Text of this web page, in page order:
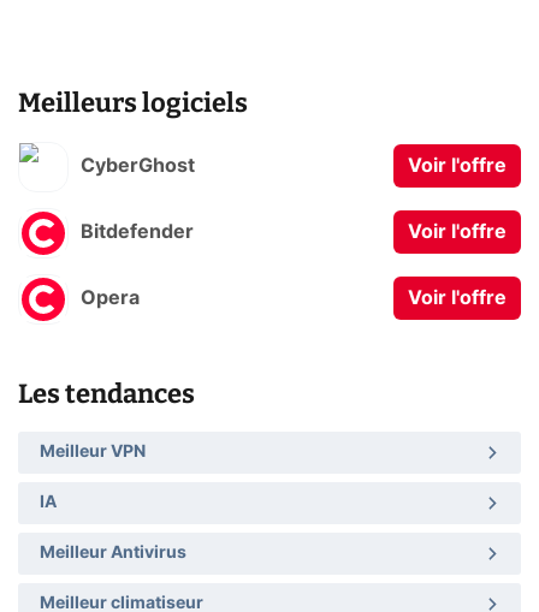
Meilleurs logiciels
CyberGhost Voir l'offre
Bitdefender Voir l'offre
Opera Voir l'offre
Les tendances
Meilleur VPN
IA
Meilleur Antivirus
Meilleur climatiseur